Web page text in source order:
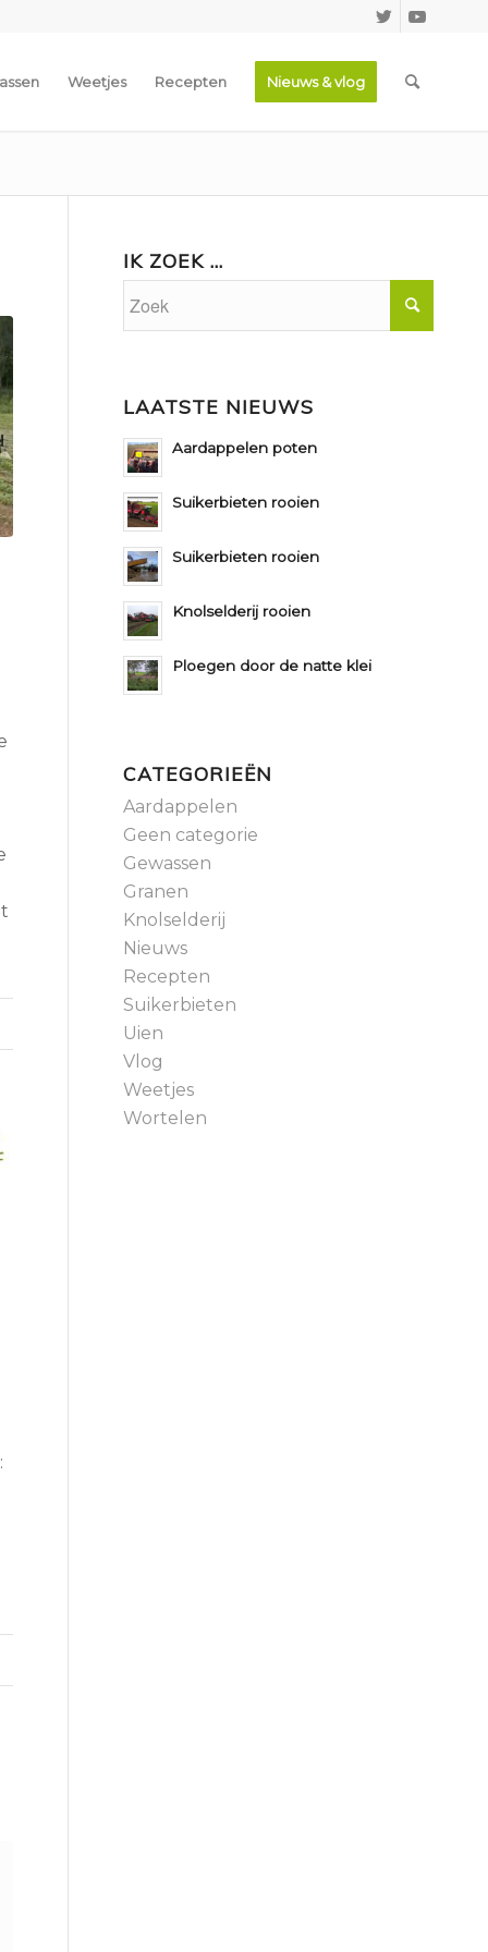
Weetjes Recepten Nieuws & vlog
encyclopedie/wortel.aspx#blok1
IK ZOEK …
LAATSTE NIEUWS
Aardappelen poten
Suikerbieten rooien
Suikerbieten rooien
Knolselderij rooien
Ploegen door de natte klei
CATEGORIEËN
Aardappelen
Geen categorie
Gewassen
Granen
Knolselderij
Nieuws
Recepten
Suikerbieten
Uien
Vlog
Weetjes
Wortelen